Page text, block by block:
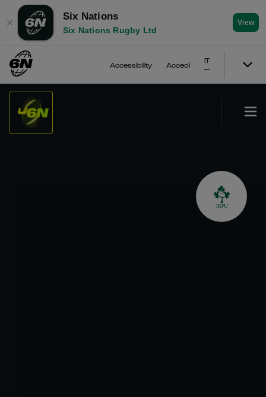
✕
Six Nations
Six Nations Rugby Ltd
View
Accessibility Accedi
IT